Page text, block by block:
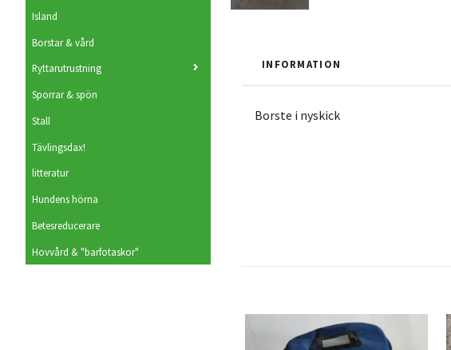
Island
Borstar & vård
Ryttarutrustning
Sporrar & spön
Stall
Tävlingsdax!
litteratur
Hundens hörna
Betesreducerare
Hovvård & "barfotaskor"
INFORMATION
Borste i nyskick